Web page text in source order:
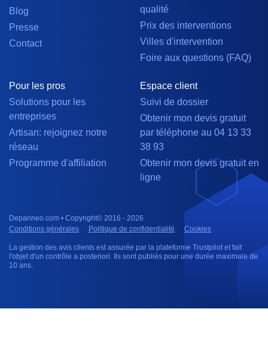
Blog
Presse
Contact
qualité
Prix des interventions
Villes d'intervention
Foire aux questions (FAQ)
Pour les pros
Solutions pour les
entreprises
Artisan: rejoignez notre
réseau
Programme d'affiliation
Espace client
Suivi de dossier
Obtenir mon devis gratuit
par téléphone au 04 13 33
38 93
Obtenir mon devis gratuit en
ligne
Depanneo.com • Copyright© 2016 - 2026
Conditions générales
Politique de confidentialité Cookies
La gestion des avis clients est assurée par la plateforme Trustpilot et fait
l'objet d'un contrôle a posteriori. Ils sont publiés pour une durée maximale de
10 ans.